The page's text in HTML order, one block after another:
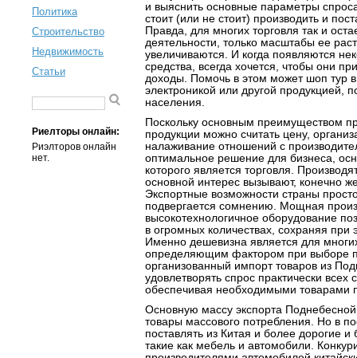
Политика
Строительство
Недвижимость
Статьи
Риелторы онлайн:
Риэлторов онлайн
нет.
и выяснить основные параметры
стоит (или не стоит) производить и
Правда, для многих торговля так и
деятельности, только масштабы ее
увеличиваются. И когда появляются
средства, всегда хочется, чтобы они
доходы. Помочь в этом может шоп тур
электроникой или другой продукцией,
населения.
Поскольку основным преимуществом
продукции можно считать цену,
налаживание отношений с
оптимальное решение для бизнеса,
которого является торговля.
основной интерес вызывают, конечно
Экспортные возможности страны
подвергается сомнению. Мощная
высокотехнологичное оборудование
в огромных количествах, сохраняя при
Именно дешевизна является для
определяющим фактором при выборе
организованный импорт товаров из
удовлетворять спрос практически всех
обеспечивая необходимыми товарами
Основную массу экспорта Поднебесной
товары массового потребления. Но в
поставлять из Китая и более дорогие
такие как мебель и автомобили.